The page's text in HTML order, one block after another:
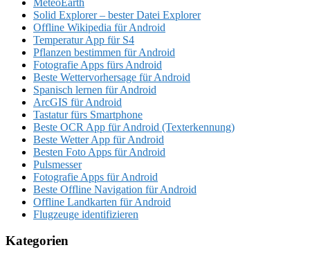
Solid Explorer – bester Datei Explorer
Offline Wikipedia für Android
Temperatur App für S4
Pflanzen bestimmen für Android
Fotografie Apps fürs Android
Beste Wettervorhersage für Android
Spanisch lernen für Android
ArcGIS für Android
Tastatur fürs Smartphone
Beste OCR App für Android (Texterkennung)
Beste Wetter App für Android
Besten Foto Apps für Android
Pulsmesser
Fotografie Apps für Android
Beste Offline Navigation für Android
Offline Landkarten für Android
Flugzeuge identifizieren
Kategorien